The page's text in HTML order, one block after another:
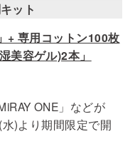
ット
+ 専用コットン100枚
容ゲル)2本」